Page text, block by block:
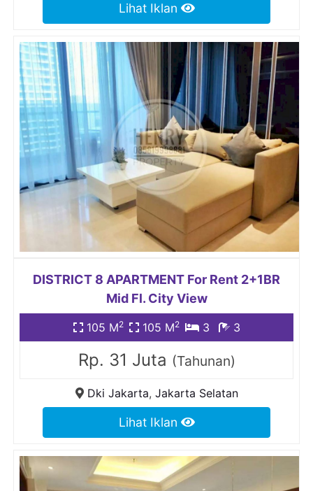
Lihat Iklan
DISTRICT 8 APARTMENT For Rent 2+1BR
Mid Fl. City View
105 M2 105 M2 3 3
Rp. 31 Juta (Tahunan)
Dki Jakarta, Jakarta Selatan
Lihat Iklan